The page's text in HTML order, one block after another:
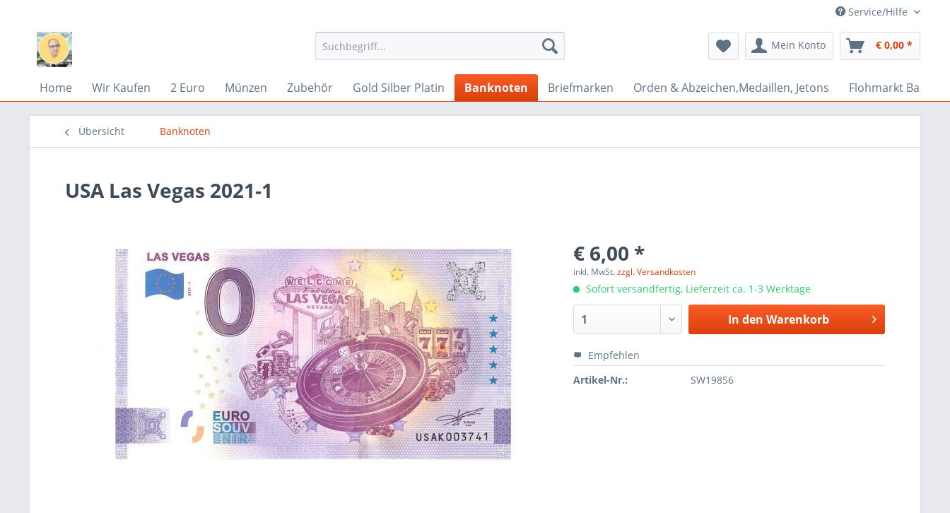
Service/Hilfe
Mein Konto € 0,00 *
Home Wir Kaufen 2 Euro Münzen Zubehör Gold Silber Platin Banknoten Briefmarken Orden & Abzeichen,Medaillen, Jetons Flohmarkt Bazar
Übersicht Banknoten
USA Las Vegas 2021-1
€ 6,00 *
inkl. MwSt.zzgl. Versandkosten
Sofort versandfertig, Lieferzeit ca. 1-3 Werktage
In den Warenkorb
Empfehlen
Artikel-Nr.:
SW19856